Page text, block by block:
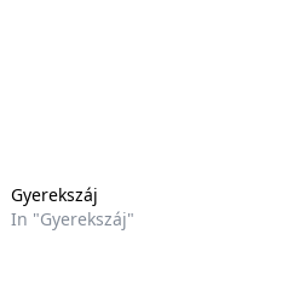
Gyerekszáj
In "Gyerekszáj"